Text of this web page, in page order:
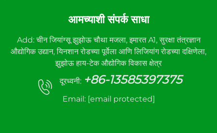
आमच्याशी संपर्क साधा
Add: चीन जियांग्सू झुझोऊ चौथा मजला, इमारत A1, सुरक्षा तंत्रज्ञान
औद्योगिक उद्यान, यिनशान रोडच्या पूर्वेला आणि लिजियांग रोडच्या दक्षिणेला,
झुझोऊ हाय-टेक औद्योगिक विकास क्षेत्र
दूरध्वनी: +86-13585397375
Email: [email protected]